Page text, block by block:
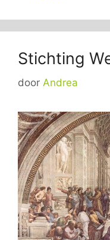
Stichting
door Andrea